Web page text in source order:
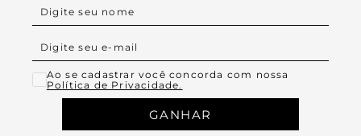
Ao se cadastrar você concorda com nossa
Política de Privacidade.
GANHAR